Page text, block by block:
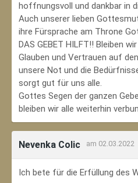
hoffnungsvoll und dankbar in
Auch unserer lieben
ihre Fürsprache am Throne
DAS GEBET HILFT!! Bleiben
Glauben und Vertrauen auf
unsere Not und die
sorgt gut für uns alle.
Gottes Segen der ganzen
bleiben wir alle weiterhin
Nevenka Colic am 02.03.2022
Ich bete für die Erfüllung des